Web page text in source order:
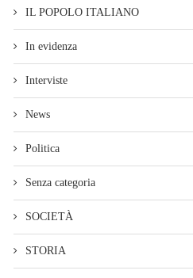
IL POPOLO ITALIANO
In evidenza
Interviste
News
Politica
Senza categoria
SOCIETÀ
STORIA